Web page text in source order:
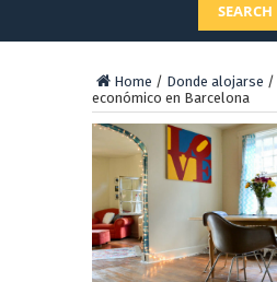
SEARCH
Home / Donde alojarse /
económico en Barcelona